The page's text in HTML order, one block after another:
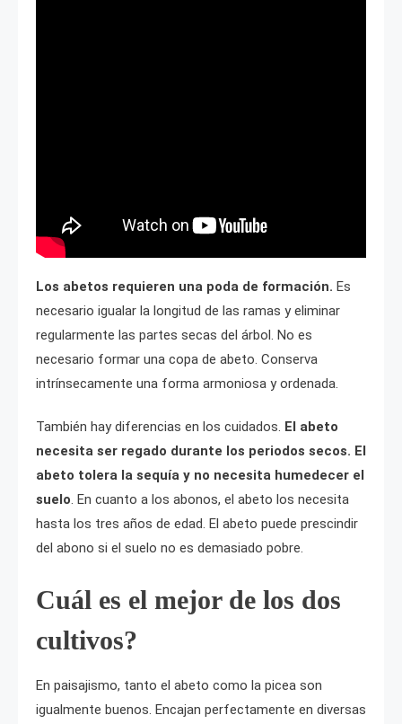
Los abetos requieren una poda de formación. Es
necesario igualar la longitud de las ramas y eliminar
regularmente las partes secas del árbol. No es
necesario formar una copa de abeto. Conserva
intrínsecamente una forma armoniosa y ordenada.
También hay diferencias en los cuidados. El abeto
necesita ser regado durante los periodos secos. El
abeto tolera la sequía y no necesita humedecer el
suelo. En cuanto a los abonos, el abeto los necesita
hasta los tres años de edad. El abeto puede prescindir
del abono si el suelo no es demasiado pobre.
Cuál es el mejor de los dos
cultivos?
En paisajismo, tanto el abeto como la picea son
igualmente buenos. Encajan perfectamente en diversas